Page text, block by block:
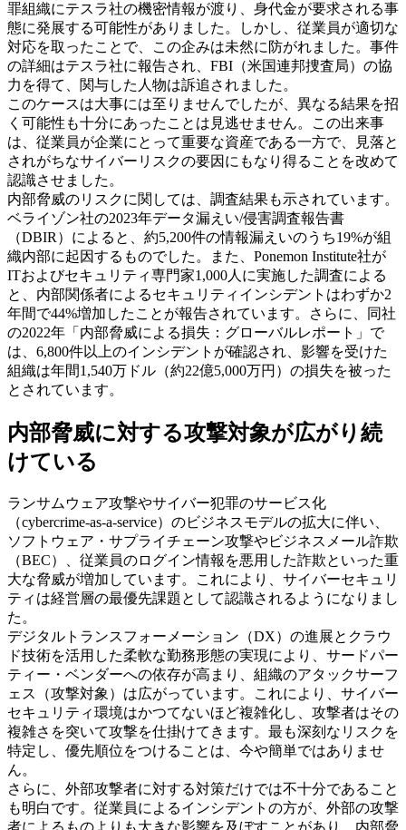
罪組織にテスラ社の機密情報が渡り、身代金が要求される事
態に発展する可能性がありました。しかし、従業員が適切な
対応を取ったことで、この企みは未然に防がれました。事件
の詳細はテスラ社に報告され、FBI（米国連邦捜査局）の協
力を得て、関与した人物は訴追されました。
このケースは大事には至りませんでしたが、異なる結果を招
く可能性も十分にあったことは見逃せません。この出来事
は、従業員が企業にとって重要な資産である一方で、見落と
されがちなサイバーリスクの要因にもなり得ることを改めて
認識させました。
内部脅威のリスクに関しては、調査結果も示されています。
ベライゾン社の2023年データ漏えい/侵害調査報告書
（DBIR）によると、約5,200件の情報漏えいのうち19%が組
織内部に起因するものでした。また、Ponemon Institute社が
ITおよびセキュリティ専門家1,000人に実施した調査による
と、内部関係者によるセキュリティインシデントはわずか2
年間で44%増加したことが報告されています。さらに、同社
の2022年「内部脅威による損失：グローバルレポート」で
は、6,800件以上のインシデントが確認され、影響を受けた
組織は年間1,540万ドル（約22億5,000万円）の損失を被った
とされています。
内部脅威に対する攻撃対象が広がり続
けている
ランサムウェア攻撃やサイバー犯罪のサービス化
（cybercrime-as-a-service）のビジネスモデルの拡大に伴い、
ソフトウェア・サプライチェーン攻撃やビジネスメール詐欺
（BEC）、従業員のログイン情報を悪用した詐欺といった重
大な脅威が増加しています。これにより、サイバーセキュリ
ティは経営層の最優先課題として認識されるようになりまし
た。
デジタルトランスフォーメーション（DX）の進展とクラウ
ド技術を活用した柔軟な勤務形態の実現により、サードパー
ティー・ベンダーへの依存が高まり、組織のアタックサーフ
ェス（攻撃対象）は広がっています。これにより、サイバー
セキュリティ環境はかつてないほど複雑化し、攻撃者はその
複雑さを突いて攻撃を仕掛けてきます。最も深刻なリスクを
特定し、優先順位をつけることは、今や簡単ではありませ
ん。
さらに、外部攻撃者に対する対策だけでは不十分であること
も明白です。従業員によるインシデントの方が、外部の攻撃
者によるものよりも大きな影響を及ぼすことがあり、内部脅